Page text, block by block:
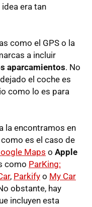
idea era tan
como el GPS o la
a incluir
aparcamientos. No
el coche es
como lo es para
la encontramos en
es el caso de
Maps o Apple
como ParKing:
, Parkify o My Car
obstante, hay
incluyen esta